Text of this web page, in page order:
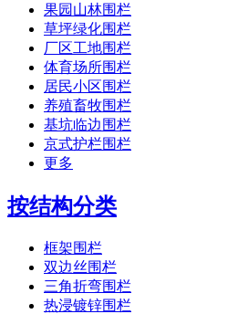
果园山林围栏
草坪绿化围栏
厂区工地围栏
体育场所围栏
居民小区围栏
养殖畜牧围栏
基坑临边围栏
京式护栏围栏
更多
按结构分类
框架围栏
双边丝围栏
三角折弯围栏
热浸镀锌围栏